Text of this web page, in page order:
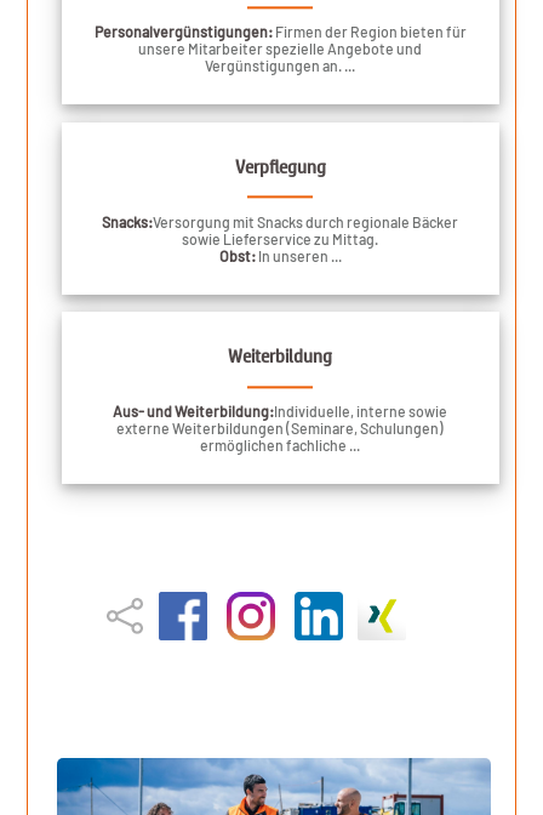
Personalvergünstigungen:Firmen der Region bieten für
unsere Mitarbeiter spezielle Angebote und
Vergünstigungen an. ...
Verpflegung
Snacks:Versorgung mit Snacks durch regionale Bäcker
sowie Lieferservice zu Mittag.
Obst:In unseren ...
Weiterbildung
Aus- und Weiterbildung:Individuelle, interne sowie
externe Weiterbildungen (Seminare, Schulungen)
ermöglichen fachliche ...